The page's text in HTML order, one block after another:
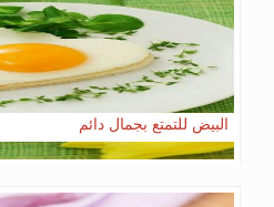
البيض للتمتع بجمال دائم